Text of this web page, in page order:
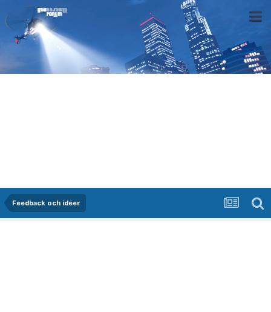
Feedback och idéer